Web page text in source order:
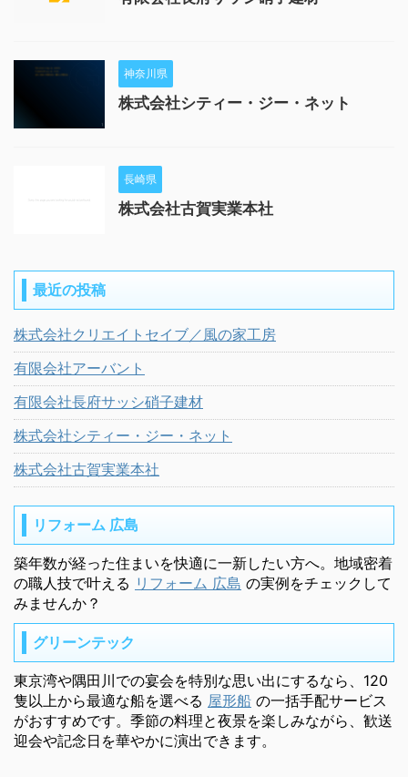
神奈川県
株式会社シティー・ジー・ネット
長崎県
株式会社古賀実業本社
最近の投稿
株式会社クリエイトセイブ／風の家工房
有限会社アーバント
有限会社長府サッシ硝子建材
株式会社シティー・ジー・ネット
株式会社古賀実業本社
リフォーム 広島
築年数が経った住まいを快適に一新したい方へ。地域密着
の職人技で叶える リフォーム 広島 の実例をチェックして
みませんか？
グリーンテック
東京湾や隅田川での宴会を特別な思い出にするなら、120
隻以上から最適な船を選べる 屋形船 の一括手配サービス
がおすすめです。季節の料理と夜景を楽しみながら、歓送
迎会や記念日を華やかに演出できます。